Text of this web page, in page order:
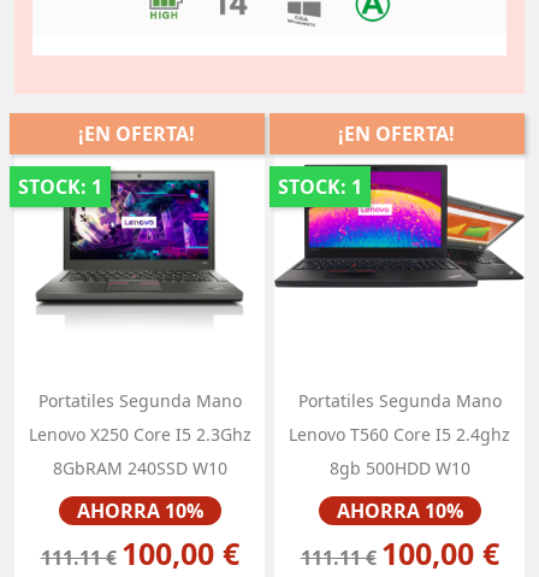
¡EN OFERTA!
STOCK: 1
Portatiles Segunda Mano
Lenovo X250 Core I5 2.3Ghz
8GbRAM 240SSD W10
Precio
AHORRA 10%
111.11 € 100,00 €
¡EN OFERTA!
STOCK: 1
Portatiles Segunda Mano
Lenovo T560 Core I5 2.4ghz
8gb 500HDD W10
Precio
AHORRA 10%
111.11 € 100,00 €